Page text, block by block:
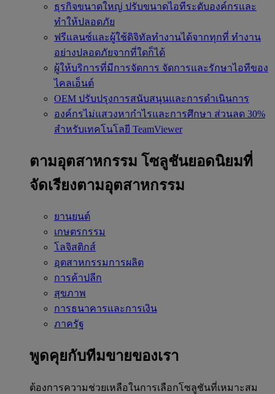
ธุรกิจขนาดใหญ่ ปรับขนาดไอทีระดับองค์กรและ
ทำให้ปลอดภัย
ฟรีแลนซ์และผู้ใช้ดิจิทัลทำงานได้จากทุกที่ ทำงาน
อย่างปลอดภัยจากที่ใดก็ได้
ผู้ให้บริการที่มีการจัดการ จัดการและรักษาไอทีของ
ไคลเอ็นต์
OEM ปรับปรุงการสนับสนุนและการดำเนินการ
องค์กรไม่แสวงหากำไรและการศึกษา ส่วนลด 30%
สำหรับเทคโนโลยี TeamViewer
ตามอุตสาหกรรม โซลูชันยอดนิยมที่
จัดเรียงตามอุตสาหกรรม
ยานยนต์
เกษตรกรรม
โลจิสติกส์
อุตสาหกรรมการผลิต
การค้าปลีก
สุขภาพ
การธนาคารและการเงิน
ภาครัฐ
พูดคุยกับทีมขายของเรา
ต้องการความช่วยเหลือในการเลือกโซลูชันที่เหมาะสม